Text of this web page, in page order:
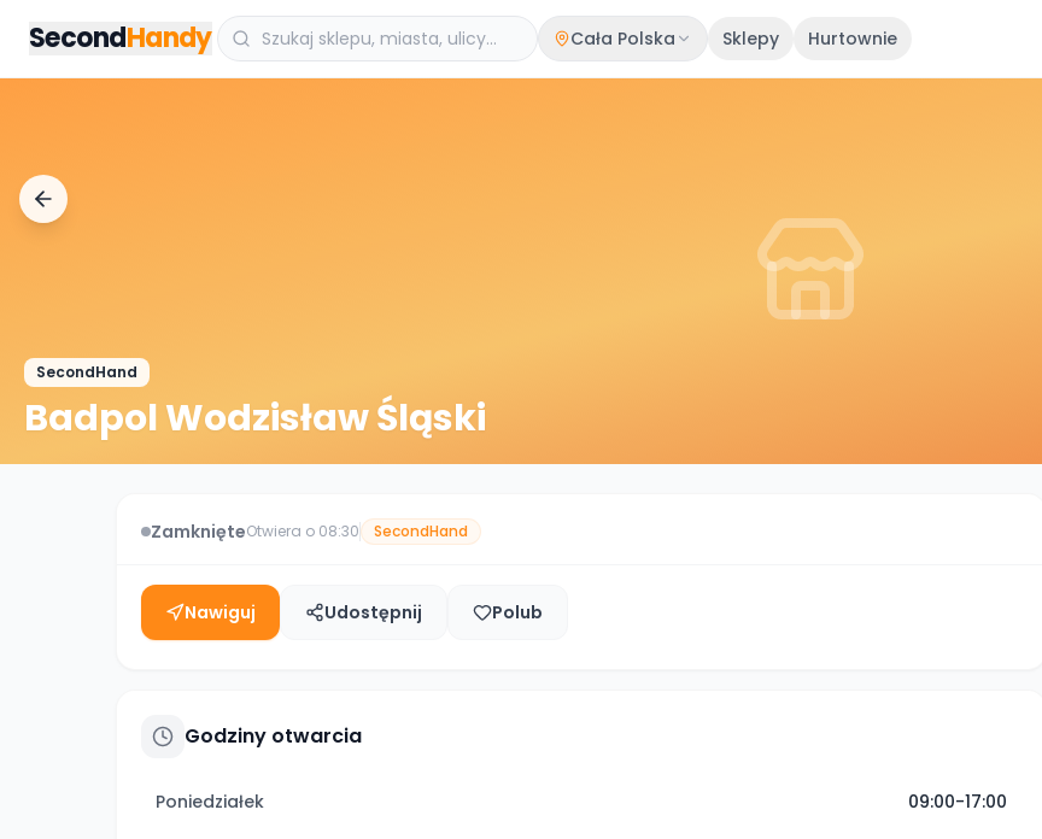
SecondHandy Cała Polska Sklepy Hurtownie
SecondHand
Badpol Wodzisław Śląski
ZamknięteOtwiera o 08:30 SecondHand
Nawiguj Udostępnij Polub
Godziny otwarcia
Poniedziałek 09:00-17:00